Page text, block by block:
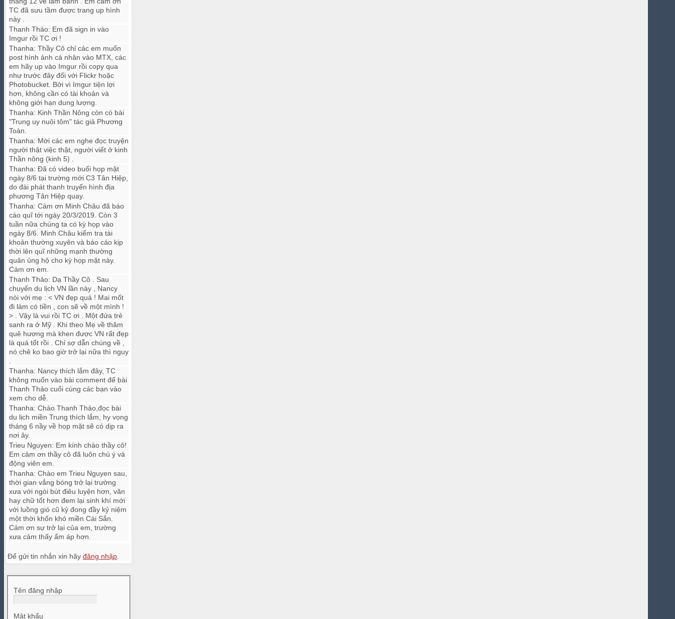
TC đã sưu tầm được trang up hình
này .
Thanh Thảo: Em đã sign in vào
Imgur rồi TC ơi !
Thanha: Thầy Cô chỉ các em muốn
post hình ảnh cá nhân vào MTX, các
em hãy up vào Imgur rồi copy qua
như trước đây đối với Flickr hoặc
Photobucket. Bởi vì Imgur tiện lợi
hơn, không cần có tài khoản và
không giới hạn dung lượng.
Thanha: Kinh Thần Nông còn có bài
"Trung uy nuôi tôm" tác giả Phương
Toàn.
Thanha: Mời các em nghe đọc truyện
người thật việc thật, người viết ở kinh
Thần nông (kinh 5) .
Thanha: Đã có video buổi họp mặt
ngày 8/6 tại trường mới C3 Tân Hiệp,
do đài phát thanh truyển hình địa
phương Tân Hiệp quay.
Thanha: Cám ơn Minh Châu đã báo
cáo quĩ tới ngày 20/3/2019. Còn 3
tuần nữa chúng ta có kỳ họp vào
ngày 8/6. Minh Châu kiểm tra tài
khoản thường xuyên và báo cáo kịp
thời lên quĩ những mạnh thường
quân ủng hộ cho kỳ họp mặt này.
Cám ơn em.
Thanh Thảo: Dạ Thầy Cô . Sau
chuyến du lịch VN lần này , Nancy
nói với mẹ : < VN đẹp quá ! Mai mốt
đi làm có tiền , con sẽ về một mình !
> . Vậy là vui rồi TC ơi . Một đứa trẻ
sanh ra ở Mỹ . Khi theo Mẹ về thăm
quê hương mà khen được VN rất đẹp
là quá tốt rồi . Chỉ sợ dẫn chúng về ,
nó chê ko bao giờ trở lại nữa thì nguy
.
Thanha: Nancy thích lắm đây, TC
không muốn vào bài comment để bài
Thanh Thảo cuối cùng các bạn vào
xem cho dễ.
Thanha: Chào Thanh Thảo,đọc bài
du lịch miền Trung thích lắm, hy vọng
tháng 6 nầy về họp mặt sẽ có dịp ra
nơi ây.
Trieu Nguyen: Em kính chào thầy cô!
Em cảm ơn thầy cô đã luôn chú ý và
động viên em.
Thanha: Chào em Trieu Nguyen sau,
thời gian vắng bóng trở lại trường
xưa với ngòi bút điêu luyện hơn, văn
hay chữ tốt hơn đem lại sinh khí mới
với luồng gió cũ kỷ đong đầy kỷ niệm
một thời khốn khó miền Cái Sắn.
Cám ơn sự trở lại của em, trường
xưa cảm thấy ấm áp hơn.
Để gửi tin nhắn xin hãy đăng nhập.
Tên đăng nhập
Mật khẩu